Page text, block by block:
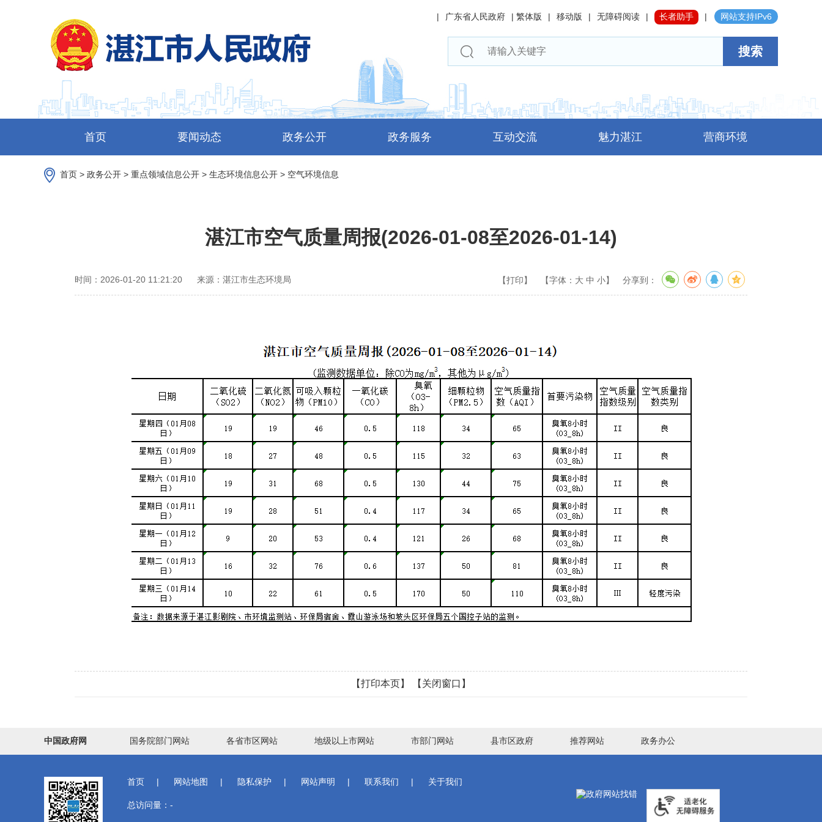
| 广东省人民政府 | 繁体版 | 移动版 | 无障碍阅读 | 长者助手 | 网站支持IPv6
搜索
首页 要闻动态 政务公开 政务服务 互动交流 魅力湛江 营商环境
首页 > 政务公开 > 重点领域信息公开 > 生态环境信息公开 > 空气环境信息
湛江市空气质量周报(2026-01-08至2026-01-14)
时间：2026-01-20 11:21:20 来源：湛江市生态环境局 【打印】 【字体： 大 中 小】 分享到：
【打印本页】 【关闭窗口】
中国政府网 国务院部门网站 各省市区网站 地级以上市网站 市部门网站 县市区政府 推荐网站 政务办公
首页 | 网站地图 | 隐私保护 | 网站声明 | 联系我们 | 关于我们
总访问量： -